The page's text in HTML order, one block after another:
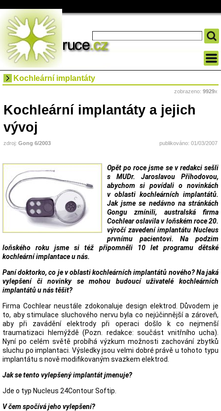
Kochleární implantáty
zobrazeno: 9929x
Kochleární implantáty a jejich
vývoj
zdroj: Gong 6/2003 publikováno: 01/03/2007
Opět po roce jsme se v redakci sešli
s MUDr. Jaroslavou Příhodovou,
abychom si povídali o novinkách
v oblasti kochleárních implantátů.
Jak jsme se nedávno na stránkách
Gongu zmínili, australská firma
Cochlear oslavila v loňském roce 20.
výročí zavedení implantátu Nucleus
prvnímu pacientovi. Na podzim
loňského roku jsme si též připomněli 10 let programu dětské
kochleární implantace u nás.
Paní doktorko, co je v oblasti kochleárních implantátů nového? Na jaká
vylepšení či novinky se mohou budoucí uživatelé kochleárních
implantátů u nás těšit?
Firma Cochlear neustále zdokonaluje design elektrod. Důvodem je
to, aby stimulace sluchového nervu byla co nejúčinnější a zároveň,
aby při zavádění elektrody při operaci došlo k co nejmenší
traumatizaci hlemýždě (Pozn. redakce: součást vnitřního ucha).
Nyní po celém světě probíhá výzkum možnosti zachování zbytků
sluchu po implantaci. Výsledky jsou velmi dobré právě u tohoto typu
implantátu s nově modifikovaným svazkem elektrod.
Jak se tento vylepšený implantát jmenuje?
Jde o typ Nucleus 24Contour Softip.
V čem spočívá jeho vylepšení?